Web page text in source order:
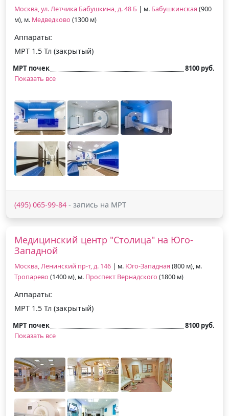
Москва, ул. Летчика Бабушкина, д. 48 Б | м. Бабушкинская (900
м), м. Медведково (1300 м)
Аппараты:
МРТ 1.5 Тл (закрытый)
МРТ почек
8100 руб.
Показать все
(495) 065-99-84 - запись на МРТ
Медицинский центр "Столица" на Юго-
Западной
Москва, Ленинский пр-т, д. 146 | м. Юго-Западная (800 м), м.
Тропарево (1400 м), м. Проспект Вернадского (1800 м)
Аппараты:
МРТ 1.5 Тл (закрытый)
МРТ почек
8100 руб.
Показать все